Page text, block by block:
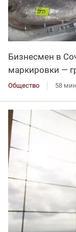
Бизнесмен в
маркировки —
Общество 58